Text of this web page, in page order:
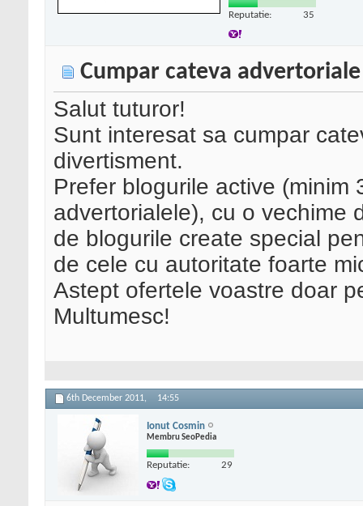
Reputatie: 35
Cumpar cateva advertoriale
Salut tuturor!
Sunt interesat sa cumpar
divertisment.
Prefer blogurile active
advertorialele), cu o vechime
de blogurile create special
de cele cu autoritate foarte
Astept ofertele voastre doar
Multumesc!
6th December 2011, 14:55
Ionut Cosmin
Membru SeoPedia
Reputatie: 29